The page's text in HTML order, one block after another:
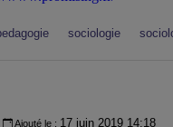
sociologie
Ajouté le : 17 juin 2019 14:18